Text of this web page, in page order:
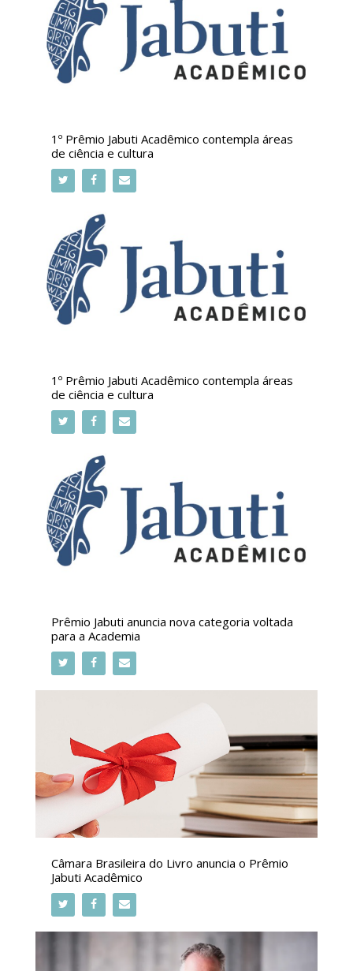
1º Prêmio Jabuti Acadêmico contempla áreas
de ciência e cultura
1º Prêmio Jabuti Acadêmico contempla áreas
de ciência e cultura
Prêmio Jabuti anuncia nova categoria voltada
para a Academia
Câmara Brasileira do Livro anuncia o Prêmio
Jabuti Acadêmico